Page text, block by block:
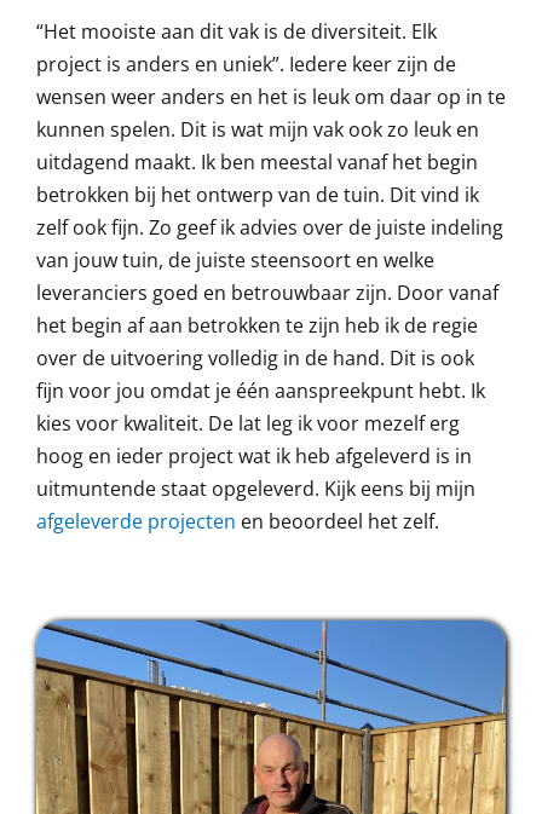
“Het mooiste aan dit vak is de diversiteit. Elk
project is anders en uniek”. Iedere keer zijn de
wensen weer anders en het is leuk om daar op in te
kunnen spelen. Dit is wat mijn vak ook zo leuk en
uitdagend maakt. Ik ben meestal vanaf het begin
betrokken bij het ontwerp van de tuin. Dit vind ik
zelf ook fijn. Zo geef ik advies over de juiste indeling
van jouw tuin, de juiste steensoort en welke
leveranciers goed en betrouwbaar zijn. Door vanaf
het begin af aan betrokken te zijn heb ik de regie
over de uitvoering volledig in de hand. Dit is ook
fijn voor jou omdat je één aanspreekpunt hebt. Ik
kies voor kwaliteit. De lat leg ik voor mezelf erg
hoog en ieder project wat ik heb afgeleverd is in
uitmuntende staat opgeleverd. Kijk eens bij mijn
afgeleverde projecten en beoordeel het zelf.